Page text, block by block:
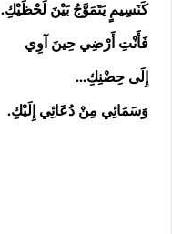
كَنَسِيمٍ يَتَمَوَّجُ بَيْنَ لَحْظَيْكِ.
فَأَنْتِ أَرْضِي حِينَ آوِي
إِلَى حِضْنِكِ…
وَسَمَائِي مِنْ دُعَائِي إِلَيْكِ.